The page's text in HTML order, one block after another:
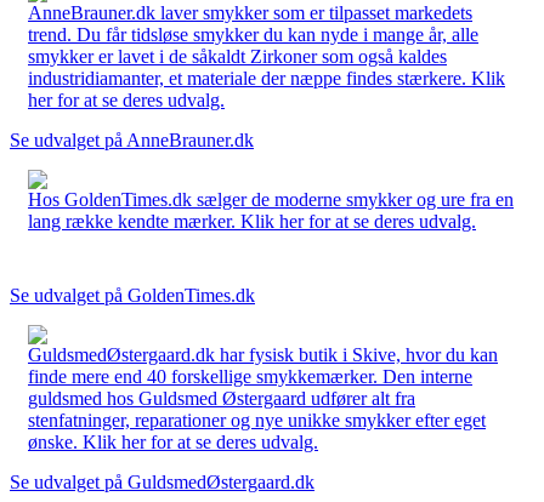
AnneBrauner.dk laver smykker som er tilpasset markedets
trend. Du får tidsløse smykker du kan nyde i mange år, alle
smykker er lavet i de såkaldt Zirkoner som også kaldes
industridiamanter, et materiale der næppe findes stærkere. Klik
her for at se deres udvalg.
Se udvalget på AnneBrauner.dk
Hos GoldenTimes.dk sælger de moderne smykker og ure fra en
lang række kendte mærker. Klik her for at se deres udvalg.
Se udvalget på GoldenTimes.dk
GuldsmedØstergaard.dk har fysisk butik i Skive, hvor du kan
finde mere end 40 forskellige smykkemærker. Den interne
guldsmed hos Guldsmed Østergaard udfører alt fra
stenfatninger, reparationer og nye unikke smykker efter eget
ønske. Klik her for at se deres udvalg.
Se udvalget på GuldsmedØstergaard.dk